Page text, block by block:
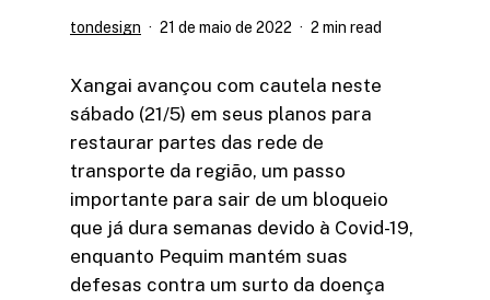
tondesign 21 de maio de 2022 2 min read
Xangai avançou com cautela neste
sábado (21/5) em seus planos para
restaurar partes das rede de
transporte da região, um passo
importante para sair de um bloqueio
que já dura semanas devido à Covid-19,
enquanto Pequim mantém suas
defesas contra um surto da doença